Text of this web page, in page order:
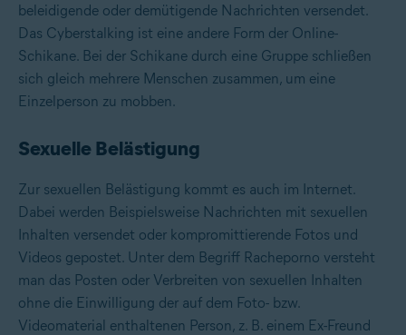
beleidigende oder demütigende Nachrichten versendet.
Das Cyberstalking ist eine andere Form der Online-
Schikane. Bei der Schikane durch eine Gruppe schließen
sich gleich mehrere Menschen zusammen, um eine
Einzelperson zu mobben.
Sexuelle Belästigung
Zur sexuellen Belästigung kommt es auch im Internet.
Dabei werden Beispielsweise Nachrichten mit sexuellen
Inhalten versendet oder kompromittierende Fotos und
Videos gepostet. Unter dem Begriff Racheporno versteht
man das Posten oder Verbreiten von sexuellen Inhalten
ohne die Einwilligung der auf dem Foto- bzw.
Videomaterial enthaltenen Person, z. B. einem Ex-Freund